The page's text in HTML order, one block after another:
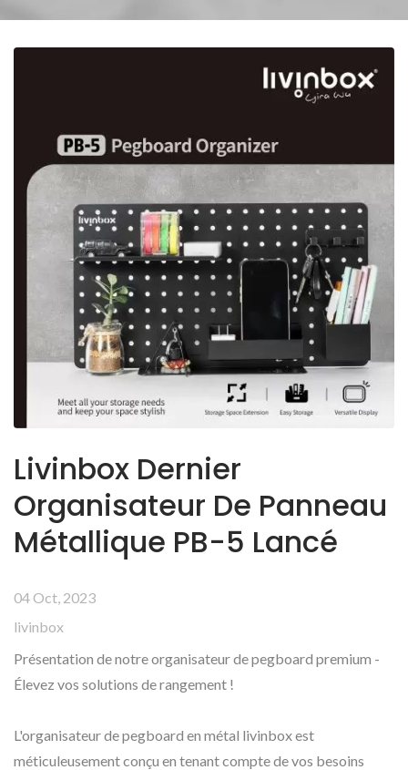
Livinbox Dernier
Organisateur De Panneau
Métallique PB-5 Lancé
04 Oct, 2023
livinbox
Présentation de notre organisateur de pegboard premium -
Élevez vos solutions de rangement !
L'organisateur de pegboard en métal livinbox est
méticuleusement conçu en tenant compte de vos besoins